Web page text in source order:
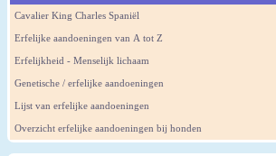
Cavalier King Charles Spaniël
Erfelijke aandoeningen van A tot Z
Erfelijkheid - Menselijk lichaam
Genetische / erfelijke aandoeningen
Lijst van erfelijke aandoeningen
Overzicht erfelijke aandoeningen bij honden